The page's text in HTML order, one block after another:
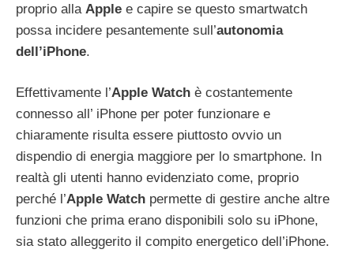
proprio alla Apple e capire se questo smartwatch
possa incidere pesantemente sull’autonomia
dell’iPhone.
Effettivamente l’Apple Watch è costantemente
connesso all’ iPhone per poter funzionare e
chiaramente risulta essere piuttosto ovvio un
dispendio di energia maggiore per lo smartphone. In
realtà gli utenti hanno evidenziato come, proprio
perché l’Apple Watch permette di gestire anche altre
funzioni che prima erano disponibili solo su iPhone,
sia stato alleggerito il compito energetico dell’iPhone.